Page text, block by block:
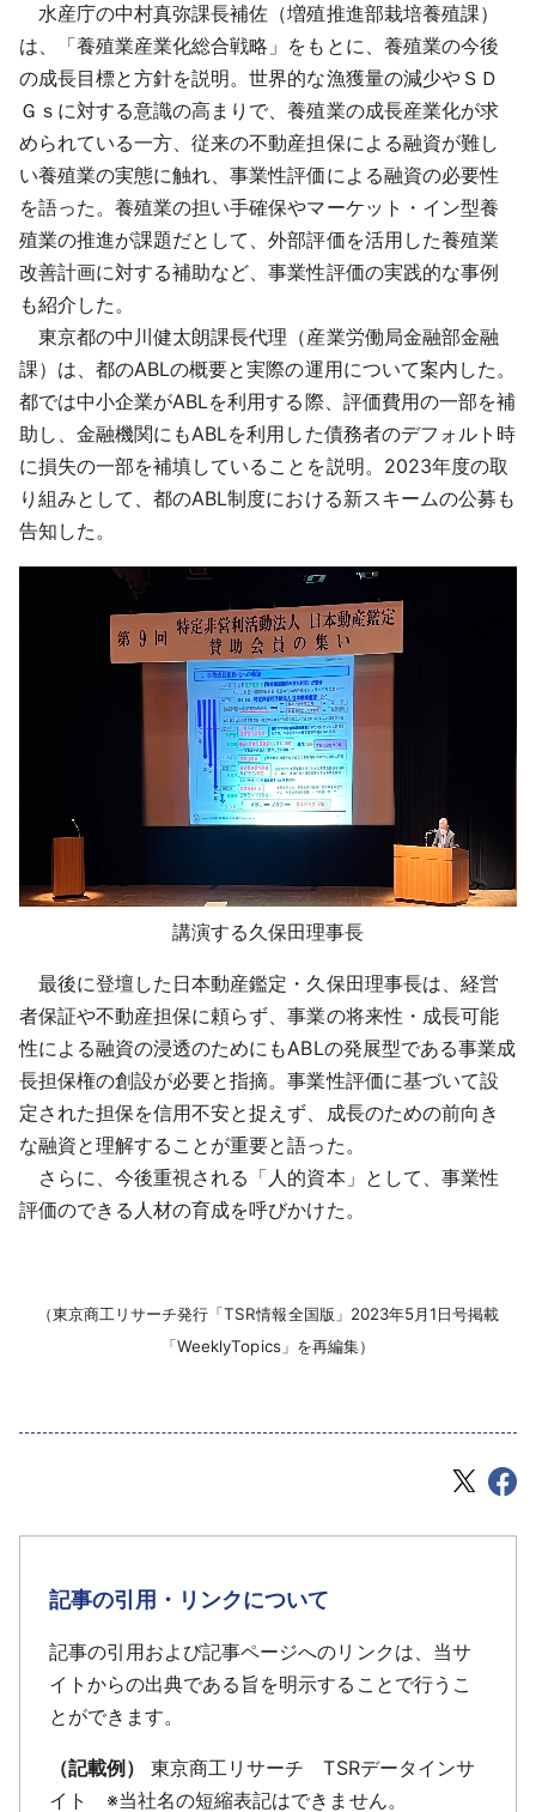
水産庁の中村真弥課長補佐（増殖推進部栽培養殖課）
は、「養殖業産業化総合戦略」をもとに、養殖業の今後
の成長目標と方針を説明。世界的な漁獲量の減少やＳＤ
Ｇｓに対する意識の高まりで、養殖業の成長産業化が求
められている一方、従来の不動産担保による融資が難し
い養殖業の実態に触れ、事業性評価による融資の必要性
を語った。養殖業の担い手確保やマーケット・イン型養
殖業の推進が課題だとして、外部評価を活用した養殖業
改善計画に対する補助など、事業性評価の実践的な事例
も紹介した。
東京都の中川健太朗課長代理（産業労働局金融部金融
課）は、都のABLの概要と実際の運用について案内した。
都では中小企業がABLを利用する際、評価費用の一部を補
助し、金融機関にもABLを利用した債務者のデフォルト時
に損失の一部を補填していることを説明。2023年度の取
り組みとして、都のABL制度における新スキームの公募も
告知した。
講演する久保田理事長
最後に登壇した日本動産鑑定・久保田理事長は、経営
者保証や不動産担保に頼らず、事業の将来性・成長可能
性による融資の浸透のためにもABLの発展型である事業成
長担保権の創設が必要と指摘。事業性評価に基づいて設
定された担保を信用不安と捉えず、成長のための前向き
な融資と理解することが重要と語った。
さらに、今後重視される「人的資本」として、事業性
評価のできる人材の育成を呼びかけた。
（東京商工リサーチ発行「TSR情報全国版」2023年5月1日号掲載
「WeeklyTopics」を再編集）
記事の引用・リンクについて
記事の引用および記事ページへのリンクは、当サ
イトからの出典である旨を明示することで行うこ
とができます。
（記載例）
東京商工リサーチ TSRデータインサ
イト ※当社名の短縮表記はできません。